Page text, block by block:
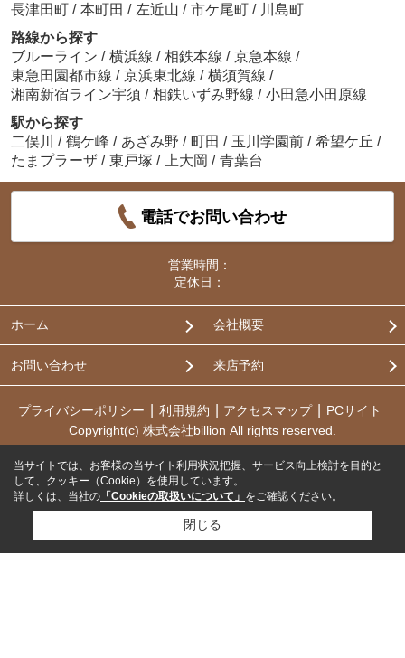
長津田町 / 本町田 / 左近山 / 市ケ尾町 / 川島町
路線から探す
ブルーライン / 横浜線 / 相鉄本線 / 京急本線 /
東急田園都市線 / 京浜東北線 / 横須賀線 /
湘南新宿ライン宇須 / 相鉄いずみ野線 / 小田急小田原線
駅から探す
二俣川
/ 鶴ケ峰 / あざみ野 / 町田 / 玉川学園前 / 希望ケ丘 /
たまプラーザ / 東戸塚 / 上大岡 / 青葉台
電話でお問い合わせ
営業時間：
定休日：
ホーム 会社概要
お問い合わせ 来店予約
プライバシーポリシー 利用規約 アクセスマップ
PCサイト
Copyright(c) 株式会社billion All rights reserved.
当サイトでは、お客様の当サイト利用状況把握、サービス向上検討を目的と
して、クッキー（Cookie）を使用しています。
詳しくは、当社の 「Cookieの取扱いについて」 をご確認ください。
閉じる